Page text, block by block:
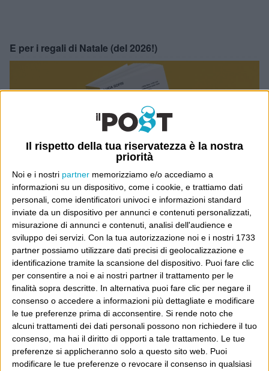
Il rispetto della tua riservatezza è la nostra
priorità
Noi e i nostri partner memorizziamo e/o accediamo a
informazioni su un dispositivo, come i cookie, e trattiamo dati
personali, come identificatori univoci e informazioni standard
inviate da un dispositivo per annunci e contenuti personalizzati,
misurazione di annunci e contenuti, analisi dell'audience e
sviluppo dei servizi. Con la tua autorizzazione noi e i nostri 1733
partner possiamo utilizzare dati precisi di geolocalizzazione e
identificazione tramite la scansione del dispositivo. Puoi fare clic
per consentire a noi e ai nostri partner il trattamento per le
finalità sopra descritte. In alternativa puoi fare clic per negare il
consenso o accedere a informazioni più dettagliate e modificare
le tue preferenze prima di acconsentire. Si rende noto che
alcuni trattamenti dei dati personali possono non richiedere il tuo
consenso, ma hai il diritto di opporti a tale trattamento. Le tue
preferenze si applicheranno solo a questo sito web. Puoi
modificare le tue preferenze o revocare il consenso in qualsiasi
E per i regali di Natale (del 2026!)